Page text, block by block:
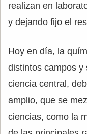
realizan en
y dejando fijo el
Hoy en día, la
distintos campos y
ciencia central,
amplio, que se
ciencias, como la